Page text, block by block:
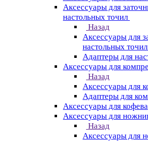
Аксессуары для
настольных точил
Назад
Аксессуары для
настольных точил
Адаптеры для
Аксессуары для
Назад
Аксессуары для
Адаптеры для
Аксессуары для
Аксессуары для
Назад
Аксессуары для